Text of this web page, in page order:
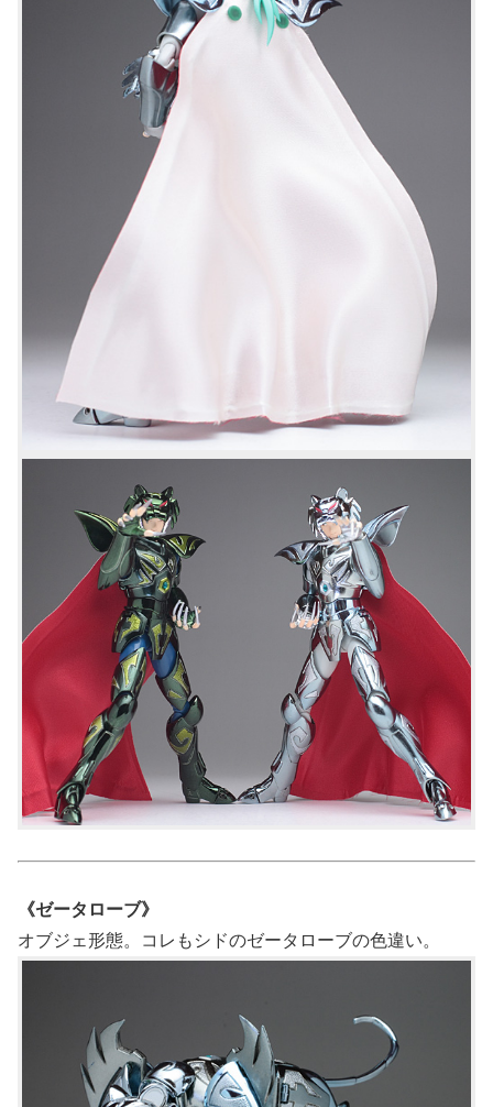
《ゼータローブ》
オブジェ形態。コレもシドのゼータローブの色違い。